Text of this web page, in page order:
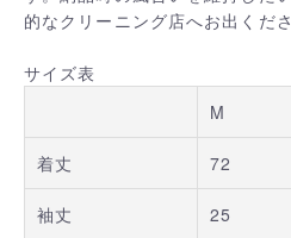
的なクリーニング店へお出くださ
サイズ表
M
着丈 72
袖丈 25